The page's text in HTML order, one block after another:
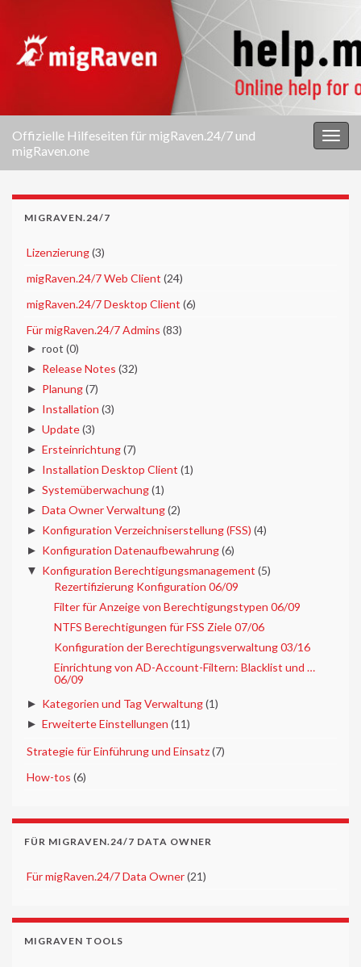
Offizielle Hilfeseiten für migRaven.24/7 und
migRaven.one
MIGRAVEN.24/7
Lizenzierung(3)
migRaven.24/7 Web Client (24)
migRaven.24/7 Desktop Client (6)
Für migRaven.24/7 Admins (83)
► root (0)
► Release Notes (32)
► Planung(7)
► Installation (3)
► Update(3)
► Ersteinrichtung(7)
► Installation Desktop Client (1)
► Systemüberwachung(1)
► Data Owner Verwaltung(2)
► Konfiguration Verzeichniserstellung (FSS) (4)
► Konfiguration Datenaufbewahrung(6)
▼ Konfiguration Berechtigungsmanagement (5)
Rezertifizierung Konfiguration 06/09
Filter für Anzeige von Berechtigungstypen 06/09
NTFS Berechtigungen für FSS Ziele 07/06
Konfiguration der Berechtigungsverwaltung 03/16
Einrichtung von AD-Account-Filtern: Blacklist und …
06/09
► Kategorien und Tag Verwaltung(1)
► Erweiterte Einstellungen (11)
Strategie für Einführung und Einsatz(7)
How-tos (6)
FÜR MIGRAVEN.24/7 DATA OWNER
Für migRaven.24/7 Data Owner(21)
MIGRAVEN TOOLS